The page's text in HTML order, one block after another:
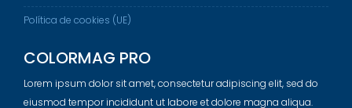
Política de cookies (UE)
COLORMAG PRO
Lorem ipsum dolor sit amet, consectetur adipiscing elit, sed do
eiusmod tempor incididunt ut labore et dolore magna aliqua.